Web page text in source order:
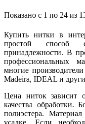
Показано с 1 по 24 из
Купить нитки в
простой способ
принадлежности. В
профессиональных
многие
Madeira, IDEAL и
Цена ниток зависит
качества обработки.
полиэстера.
усадке. Если